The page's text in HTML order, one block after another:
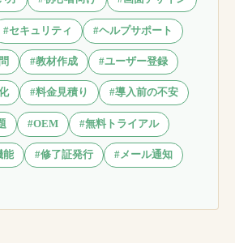
#セキュリティ #ヘルプサポート
#教材作成 #ユーザー登録
#料金見積り #導入前の不安
#OEM #無料トライアル
能 #修了証発行 #メール通知